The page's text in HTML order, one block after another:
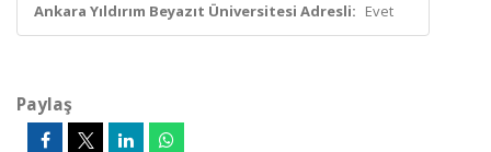
Ankara Yıldırım Beyazıt Üniversitesi Adresli: Evet
Paylaş